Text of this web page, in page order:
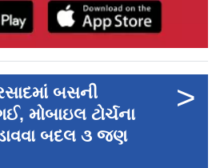
બસની
મોબાઇલ ટોર્ચના
બદલ ૩ જણ
>